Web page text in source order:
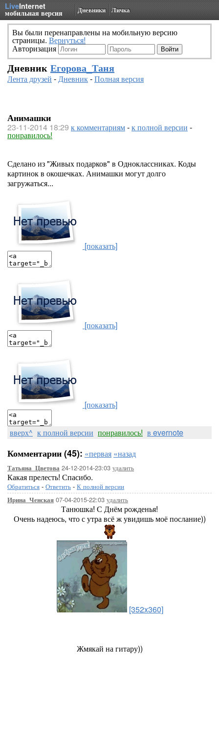
LiveInternet
мобильная версия Дневники Личка
Вы были перенаправлены на мобильную версию
страницы. Вернуться!
Авторизация
Дневник Егорова_Таня
Лента друзей -Дневник-Полная версия
Анимашки
23-11-2014 18:29 к комментариям-к полной версии -
понравилось!
Сделано из "Живых подарков" в Одноклассниках. Коды
картинок в окошечках. Анимашки могут долго
загружаться...
[показать]
[показать]
[показать]
вверх^ к полной версии понравилось! в evernote
Комментарии (45): «первая «назад
Татьяна_Цветова 24-12-2014-23:03 удалить
Какая прелесть! Спасибо.
Обратиться - Ответить - К полной версии
Ирина_Ченская 07-04-2015-22:03 удалить
Танюшка! С Днём рожденья!
Очень надеюсь, что с утра всё ж увидишь моё послание))
[352x360]
Жмякай на гитару))